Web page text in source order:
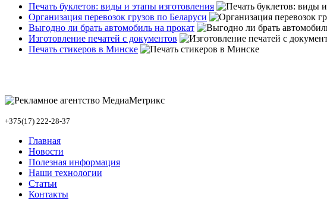
Печать буклетов: виды и этапы изготовления
Организация перевозок грузов по Беларуси
Выгодно ли брать автомобиль на прокат
Изготовление печатей с документов
Печать стикеров в Минске
+375(17) 222-28-37
Главная
Новости
Полезная информация
Наши технологии
Статьи
Контакты